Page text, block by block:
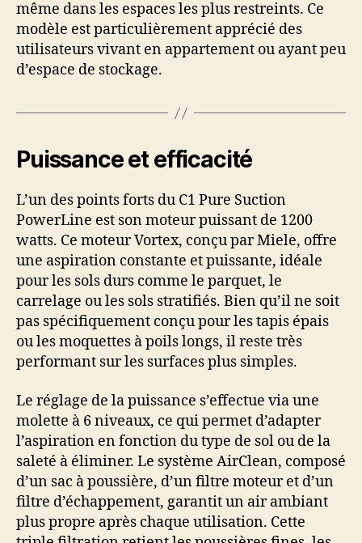
même dans les espaces les plus restreints. Ce
modèle est particulièrement apprécié des
utilisateurs vivant en appartement ou ayant peu
d’espace de stockage.
Puissance et efficacité
L’un des points forts du C1 Pure Suction
PowerLine est son moteur puissant de 1200
watts. Ce moteur Vortex, conçu par Miele, offre
une aspiration constante et puissante, idéale
pour les sols durs comme le parquet, le
carrelage ou les sols stratifiés. Bien qu’il ne soit
pas spécifiquement conçu pour les tapis épais
ou les moquettes à poils longs, il reste très
performant sur les surfaces plus simples.
Le réglage de la puissance s’effectue via une
molette à 6 niveaux, ce qui permet d’adapter
l’aspiration en fonction du type de sol ou de la
saleté à éliminer. Le système AirClean, composé
d’un sac à poussière, d’un filtre moteur et d’un
filtre d’échappement, garantit un air ambiant
plus propre après chaque utilisation. Cette